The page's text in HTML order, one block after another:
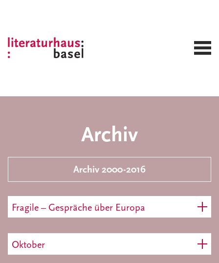
Archiv
Archiv 2000-2016
Fragile – Gespräche über Europa
Oktober